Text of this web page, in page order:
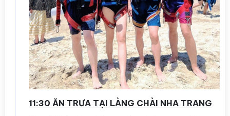
11:30 ĂN TRƯA TẠI LÀNG CHÀI NHA TRANG